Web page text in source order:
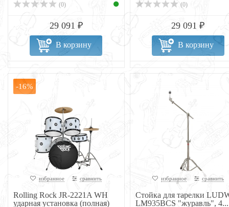
(0)
29 091 ₽
В корзину
(0)
29 091 ₽
В корзину
-16%
избранное сравнить
Rolling Rock JR-2221A WH
ударная установка (полная)
избранное сравнить
Стойка для тарелки
LM935BCS "журавль", 4...